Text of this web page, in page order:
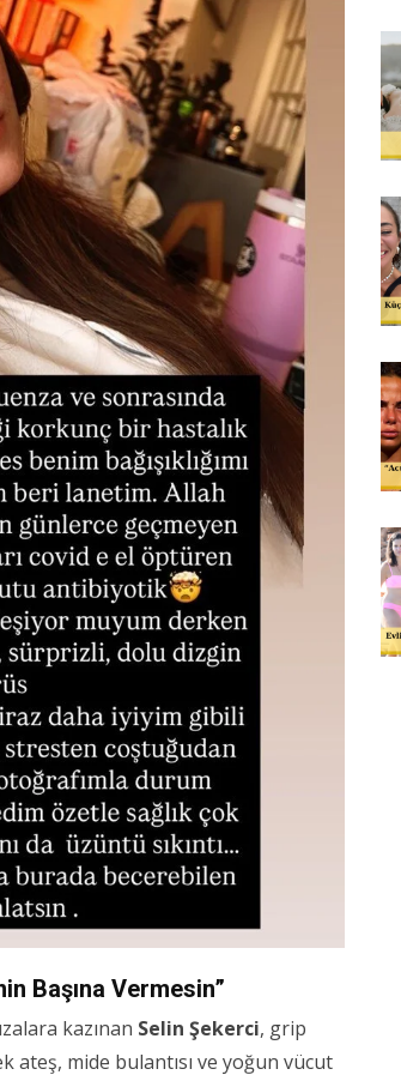
Başına Vermesin”
kazınan Selin Şekerci, grip
ateş, mide bulantısı ve yoğun vücut